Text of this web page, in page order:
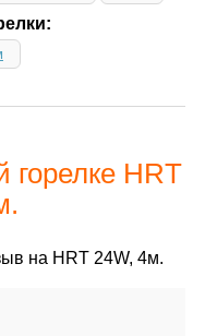
горелке HRT
на HRT 24W, 4м.